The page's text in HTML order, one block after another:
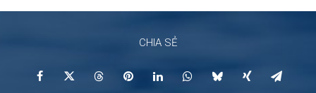
CHIA SẺ